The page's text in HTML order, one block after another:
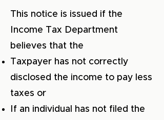
This notice is issued if the
Income Tax Department
believes that the
Taxpayer has not correctly
disclosed the income to pay less
taxes or
If an individual has not filed the